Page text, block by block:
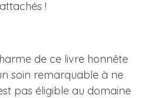
!
de ce livre honnête
soin remarquable à ne
pas éligible au domaine